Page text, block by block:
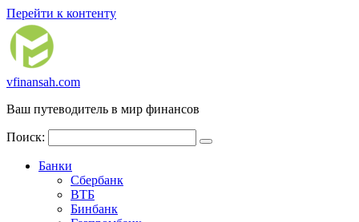
Перейти к контенту
vfinansah.com
Ваш путеводитель в мир финансов
Поиск:
Банки
Сбербанк
ВТБ
Бинбанк